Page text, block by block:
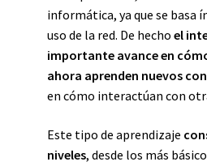
informática, ya que se basa
uso de la red. De hecho el
importante avance en
ahora aprenden nuevos
en cómo interactúan con
Este tipo de aprendizaje
niveles, desde los más